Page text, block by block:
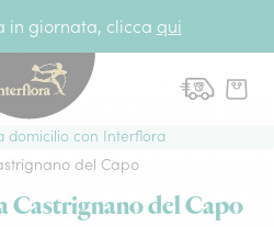
in giornata, clicca qui
domicilio con Interflora
del Capo
Castrignano del Capo